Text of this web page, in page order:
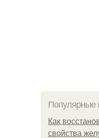
Популярные
Как
свойства